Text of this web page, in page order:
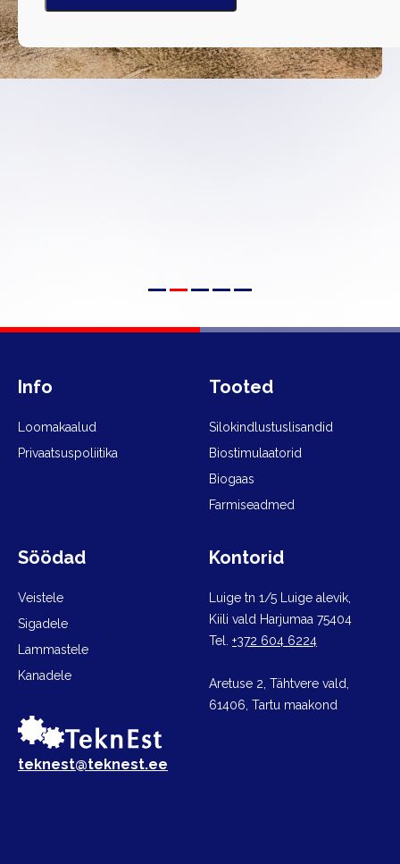
Info
Loomakaalud
Privaatsuspoliitika
Tooted
Silokindlustuslisandid
Biostimulaatorid
Biogaas
Farmiseadmed
Söödad
Veistele
Sigadele
Lammastele
Kanadele
Kontorid
Luige tn 1/5 Luige alevik,
Kiili vald Harjumaa 75404
Tel. +372 604 6224
Aretuse 2, Tähtvere vald,
61406, Tartu maakond
teknest@teknest.ee